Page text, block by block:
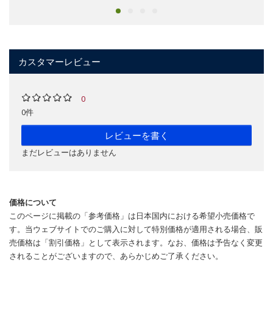
カスタマーレビュー
0
0件
レビューを書く
まだレビューはありません
価格について
このページに掲載の「参考価格」は日本国内における希望小売価格で
す。当ウェブサイトでのご購入に対して特別価格が適用される場合、販
売価格は「割引価格」として表示されます。なお、価格は予告なく変更
されることがございますので、あらかじめご了承ください。